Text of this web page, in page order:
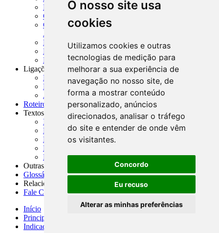
O nosso site usa
cookies
Utilizamos cookies e outras
tecnologias de medição para
melhorar a sua experiência de
navegação no nosso site, de
forma a mostrar conteúdo
personalizado, anúncios
direcionados, analisar o tráfego
do site e entender de onde vêm
os visitantes.
Concordo
Eu recuso
Alterar as minhas preferências
MASUP - Manual de Supervisão Bancária
CADOC - Catálogo de Documentos
CNAE-CONCLA - Classificação Nacional de
Atividades Econômicas
PMF - Cartilhas do BCB
Manuais Auxiliares do BCB e Cosif-e
Resenhas Diárias Governamentais
Ligações Externas
Links Úteis
Presidência da República
Agências Nacionais Reguladoras
Roteiros para Estudos
Textos
Índice de Textos
Editorial
Monografias
Na Imprensa
Fórum de Discussão
Outras ferramentas
Glossário
Relacionamento
Fale Conosco
Início
Principais notícias
Indicadores